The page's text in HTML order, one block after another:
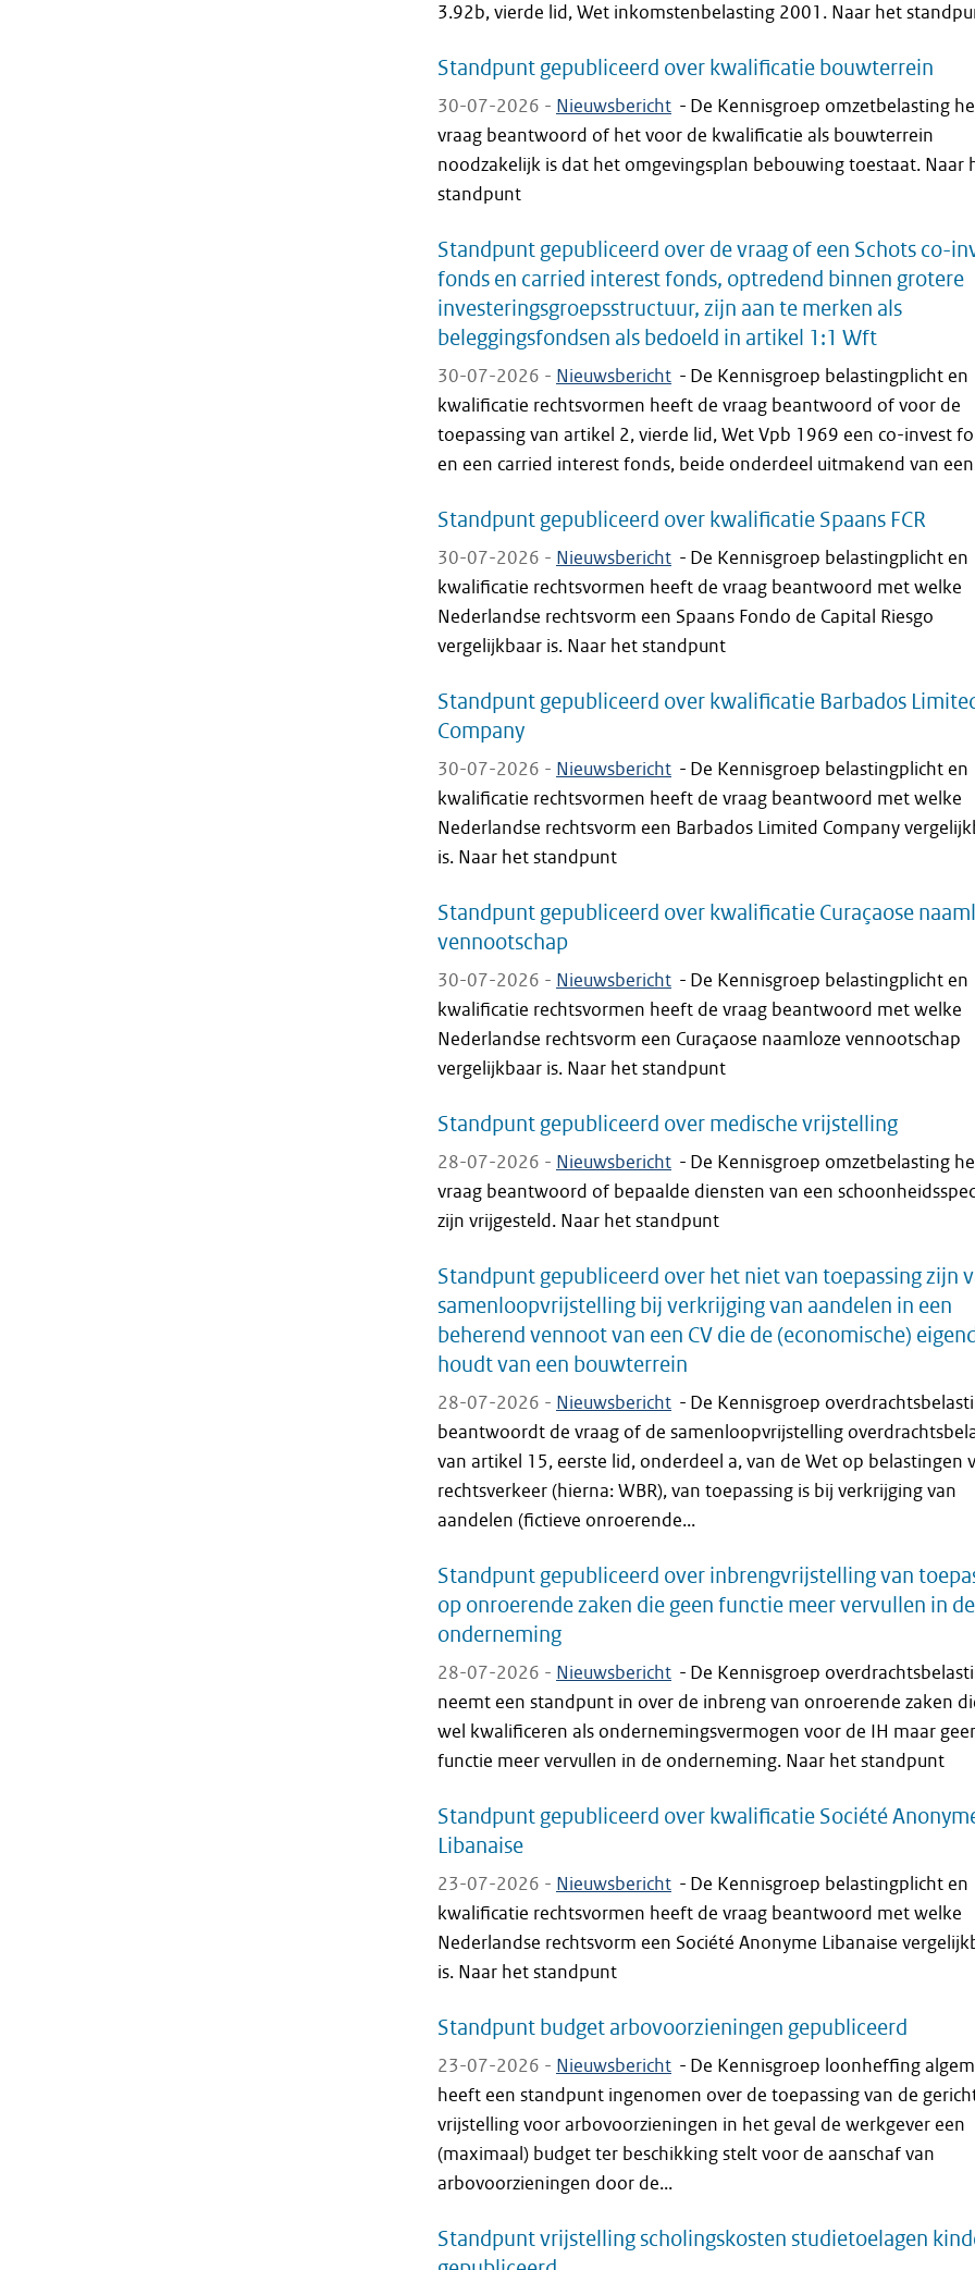
3.92b, vierde lid, Wet inkomstenbelasting 2001. Naar het
Standpunt gepubliceerd over kwalificatie bouwterrein
30-07-2026 - Nieuwsbericht - De Kennisgroep omzetbelasting
vraag beantwoord of het voor de kwalificatie als bouwterrein
noodzakelijk is dat het omgevingsplan bebouwing toestaat. Naar
standpunt
Standpunt gepubliceerd over de vraag of een Schots co-
fonds en carried interest fonds, optredend binnen grotere
investeringsgroepsstructuur, zijn aan te merken als
beleggingsfondsen als bedoeld in artikel 1:1 Wft
30-07-2026 - Nieuwsbericht - De Kennisgroep belastingplicht en
kwalificatie rechtsvormen heeft de vraag beantwoord of voor de
toepassing van artikel 2, vierde lid, Wet Vpb 1969 een co-invest
en een carried interest fonds, beide onderdeel uitmakend van
Standpunt gepubliceerd over kwalificatie Spaans FCR
30-07-2026 - Nieuwsbericht - De Kennisgroep belastingplicht en
kwalificatie rechtsvormen heeft de vraag beantwoord met welke
Nederlandse rechtsvorm een Spaans Fondo de Capital Riesgo
vergelijkbaar is. Naar het standpunt
Standpunt gepubliceerd over kwalificatie Barbados
Company
30-07-2026 - Nieuwsbericht - De Kennisgroep belastingplicht en
kwalificatie rechtsvormen heeft de vraag beantwoord met welke
Nederlandse rechtsvorm een Barbados Limited Company
is. Naar het standpunt
Standpunt gepubliceerd over kwalificatie Curaçaose
vennootschap
30-07-2026 - Nieuwsbericht - De Kennisgroep belastingplicht en
kwalificatie rechtsvormen heeft de vraag beantwoord met welke
Nederlandse rechtsvorm een Curaçaose naamloze vennootschap
vergelijkbaar is. Naar het standpunt
Standpunt gepubliceerd over medische vrijstelling
28-07-2026 - Nieuwsbericht - De Kennisgroep omzetbelasting
vraag beantwoord of bepaalde diensten van een
zijn vrijgesteld. Naar het standpunt
Standpunt gepubliceerd over het niet van toepassing zijn
samenloopvrijstelling bij verkrijging van aandelen in een
beherend vennoot van een CV die de (economische)
houdt van een bouwterrein
28-07-2026 - Nieuwsbericht - De Kennisgroep
beantwoordt de vraag of de samenloopvrijstelling
van artikel 15, eerste lid, onderdeel a, van de Wet op belastingen
rechtsverkeer (hierna: WBR), van toepassing is bij verkrijging van
aandelen (fictieve onroerende...
Standpunt gepubliceerd over inbrengvrijstelling van
op onroerende zaken die geen functie meer vervullen in de
onderneming
28-07-2026 - Nieuwsbericht - De Kennisgroep
neemt een standpunt in over de inbreng van onroerende zaken
wel kwalificeren als ondernemingsvermogen voor de IH maar
functie meer vervullen in de onderneming. Naar het standpunt
Standpunt gepubliceerd over kwalificatie Société
Libanaise
23-07-2026 - Nieuwsbericht - De Kennisgroep belastingplicht en
kwalificatie rechtsvormen heeft de vraag beantwoord met welke
Nederlandse rechtsvorm een Société Anonyme Libanaise
is. Naar het standpunt
Standpunt budget arbovoorzieningen gepubliceerd
23-07-2026 - Nieuwsbericht - De Kennisgroep loonheffing
heeft een standpunt ingenomen over de toepassing van de
vrijstelling voor arbovoorzieningen in het geval de werkgever een
(maximaal) budget ter beschikking stelt voor de aanschaf van
arbovoorzieningen door de...
Standpunt vrijstelling scholingskosten studietoelagen